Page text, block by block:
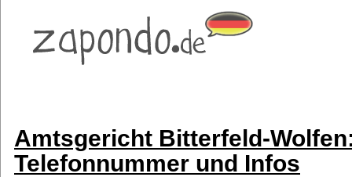
Amtsgericht Bitterfeld-
Telefonnummer und Infos